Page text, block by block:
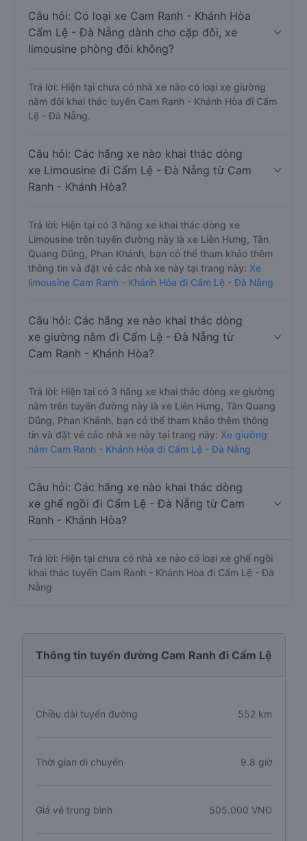
Câu hỏi: Có loại xe Cam Ranh - Khánh Hòa
Cẩm Lệ - Đà Nẵng dành cho cặp đôi, xe
limousine phòng đôi không?
Trả lời: Hiện tại chưa có nhà xe nào có loại xe giường
nằm đôi khai thác tuyến Cam Ranh - Khánh Hòa đi Cẩm
Lệ - Đà Nẵng.
Câu hỏi: Các hãng xe nào khai thác dòng
xe Limousine đi Cẩm Lệ - Đà Nẵng từ Cam
Ranh - Khánh Hòa?
Trả lời: Hiện tại có 3 hãng xe khai thác dòng xe
Limousine trên tuyến đường này là xe Liên Hưng, Tân
Quang Dũng, Phan Khánh, bạn có thể tham khảo thêm
thông tin và đặt vé các nhà xe này tại trang này: Xe
limousine Cam Ranh - Khánh Hòa đi Cẩm Lệ - Đà Nẵng
Câu hỏi: Các hãng xe nào khai thác dòng
xe giường nằm đi Cẩm Lệ - Đà Nẵng từ
Cam Ranh - Khánh Hòa?
Trả lời: Hiện tại có 3 hãng xe khai thác dòng xe giường
nằm trên tuyến đường này là xe Liên Hưng, Tân Quang
Dũng, Phan Khánh, bạn có thể tham khảo thêm thông
tin và đặt vé các nhà xe này tại trang này: Xe giường
nằm Cam Ranh - Khánh Hòa đi Cẩm Lệ - Đà Nẵng
Câu hỏi: Các hãng xe nào khai thác dòng
xe ghế ngồi đi Cẩm Lệ - Đà Nẵng từ Cam
Ranh - Khánh Hòa?
Trả lời: Hiện tại chưa có nhà xe nào có loại xe ghế ngồi
khai thác tuyến Cam Ranh - Khánh Hòa đi Cẩm Lệ - Đà
Nẵng
Thông tin tuyến đường Cam Ranh đi Cẩm Lệ
Chiều dài tuyến đường 552 km
Thời gian di chuyển 9.8 giờ
Giá vé trung bình 505.000 VNĐ